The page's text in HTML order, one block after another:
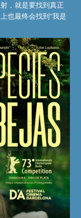
，就是要找到真正
也最终会找到“我是